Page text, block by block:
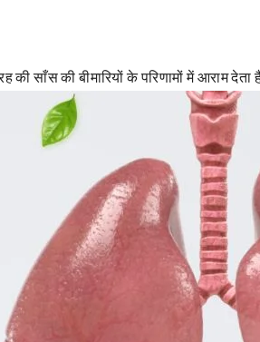
साँस की बीमारियों के परिणामों में आराम देता